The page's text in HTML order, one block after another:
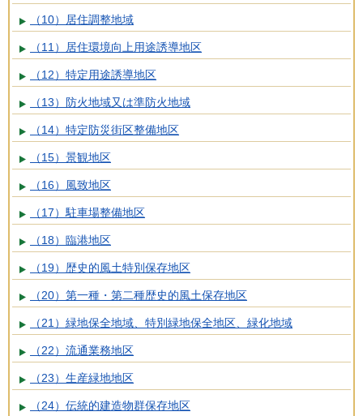
（10）居住調整地域
（11）居住環境向上用途誘導地区
（12）特定用途誘導地区
（13）防火地域又は準防火地域
（14）特定防災街区整備地区
（15）景観地区
（16）風致地区
（17）駐車場整備地区
（18）臨港地区
（19）歴史的風土特別保存地区
（20）第一種・第二種歴史的風土保存地区
（21）緑地保全地域、特別緑地保全地区、緑化地域
（22）流通業務地区
（23）生産緑地地区
（24）伝統的建造物群保存地区